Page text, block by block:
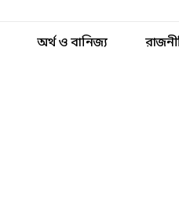
অর্থ ও বানিজ্য